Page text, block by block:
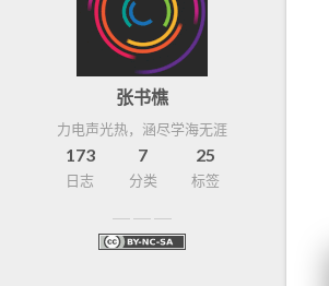
张书樵
力电声光热，涵尽学海无涯
173
日志
7
分类
25
标签